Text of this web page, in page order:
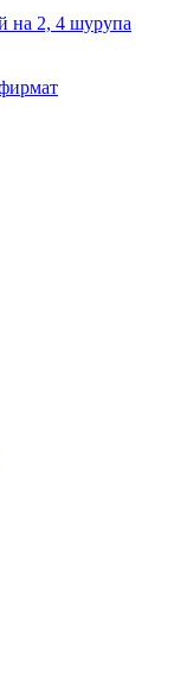
на 2, 4 шурупа